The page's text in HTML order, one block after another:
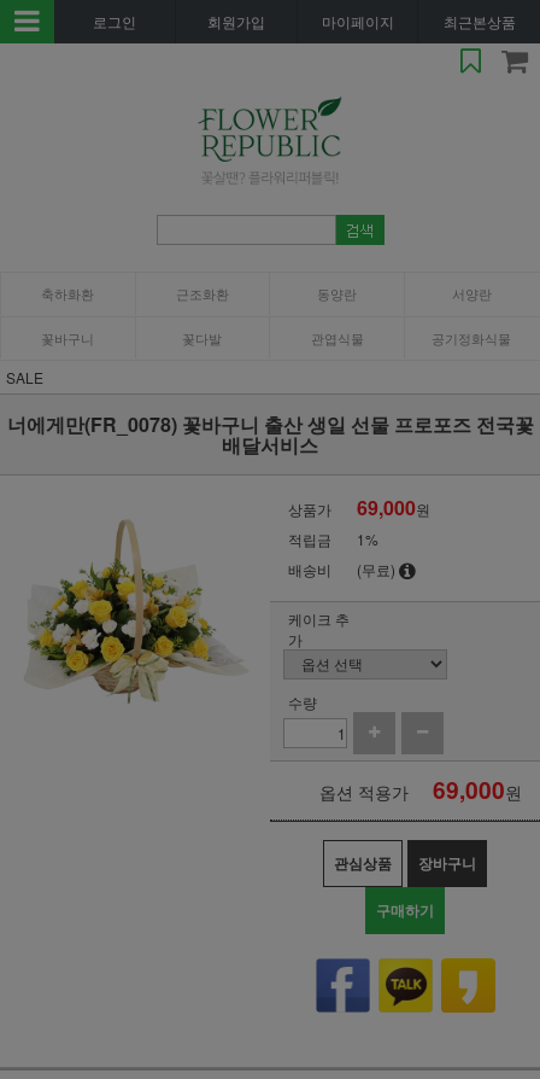
로그인 회원가입 마이페이지 최근본상품
축하화환 근조화환 동양란 서양란
꽃바구니 꽃다발 관엽식물 공기정화식물
SALE
너에게만(FR_0078) 꽃바구니 출산 생일 선물 프로포즈 전국꽃
배달서비스
상품가 69,000원
적립금
1%
배송비
(무료)
케이크 추
가
수량
옵션 적용가 69,000원
관심상품 장바구니
구매하기